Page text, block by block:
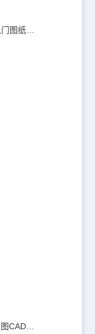
CAD机械入门图纸学习？CAD新手入门图纸练习
道路设计CAD图纸之道路标准横断面图CAD图纸